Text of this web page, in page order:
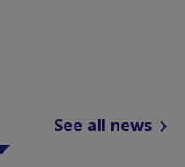
See all news